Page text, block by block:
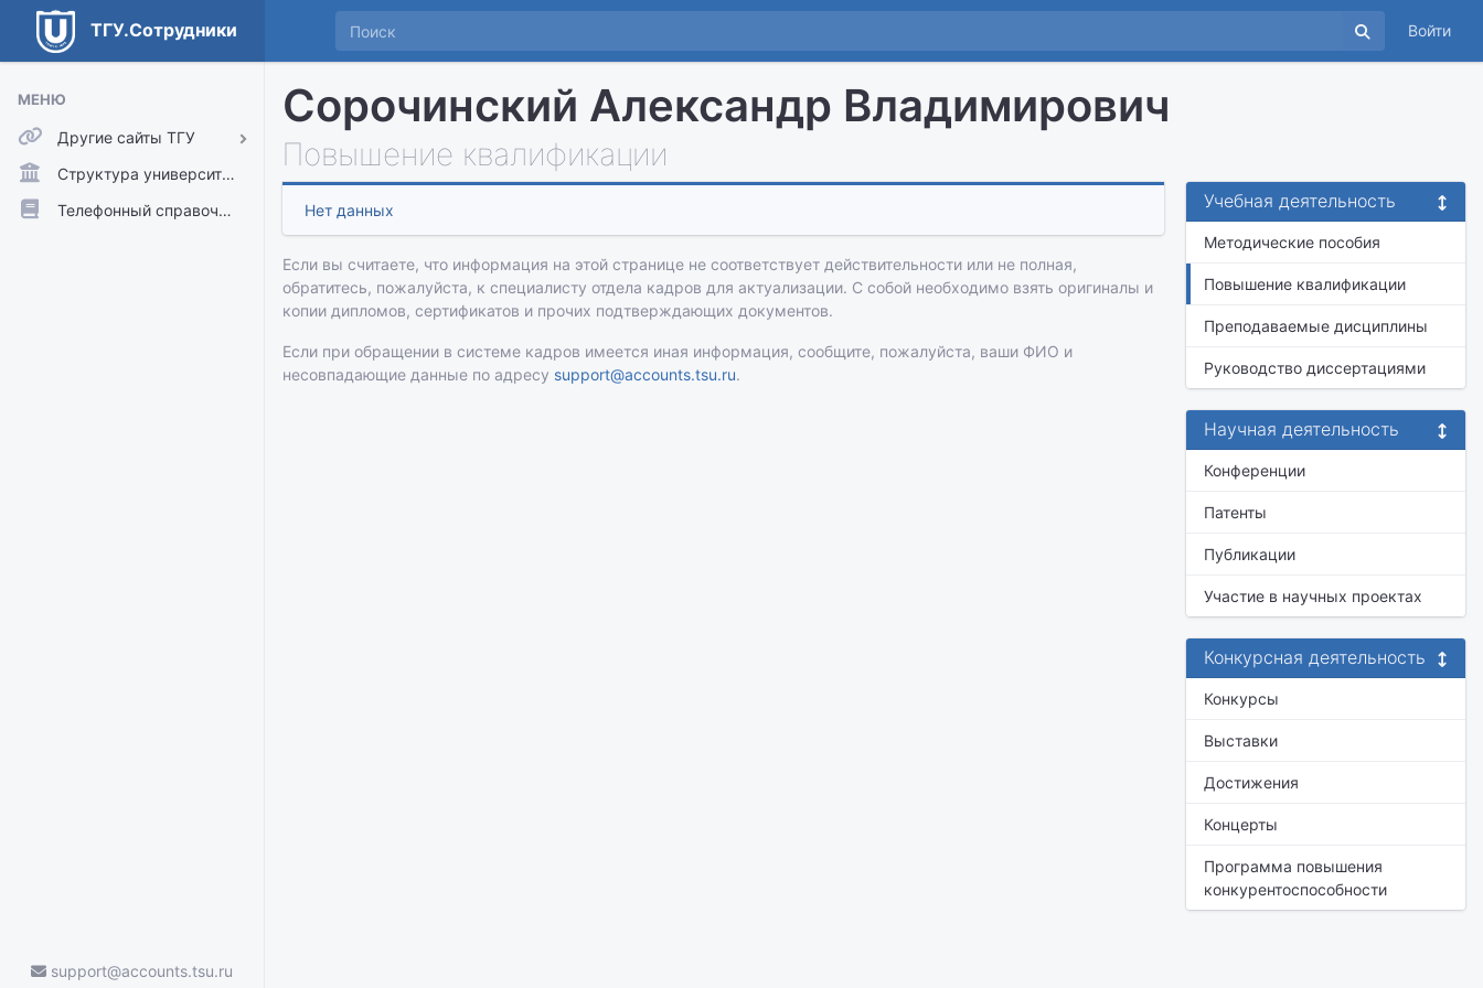
ТГУ.Сотрудники Войти
МЕНЮ
Другие сайты ТГУ
ТГУ.Аккаунты
ТГУ.Расписание
Структура университета
Телефонный справочник
support@accounts.tsu.ru
Сорочинский Александр Владимирович
Повышение квалификации
Нет данных
Если вы считаете, что информация на этой странице не соответствует действительности или не полная,
обратитесь, пожалуйста, к специалисту отдела кадров для актуализации. С собой необходимо взять оригиналы и
копии дипломов, сертификатов и прочих подтверждающих документов.
Если при обращении в системе кадров имеется иная информация, сообщите, пожалуйста, ваши ФИО и
несовпадающие данные по адресу support@accounts.tsu.ru.
Учебная деятельность
Методические пособия
Повышение квалификации
Преподаваемые дисциплины
Руководство диссертациями
Научная деятельность
Конференции
Патенты
Публикации
Участие в научных проектах
Конкурсная деятельность
Конкурсы
Выставки
Достижения
Концерты
Программа повышения
конкурентоспособности